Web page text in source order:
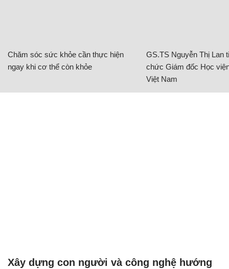
Chăm sóc sức khỏe cần thực hiện
ngay khi cơ thể còn khỏe
GS.TS Nguyễn Thị Lan
chức Giám đốc Học
Việt Nam
Xây dựng con người và công nghệ hướng